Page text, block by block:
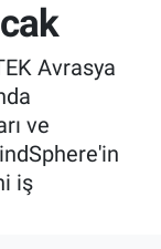
Avrasya
ve
iş